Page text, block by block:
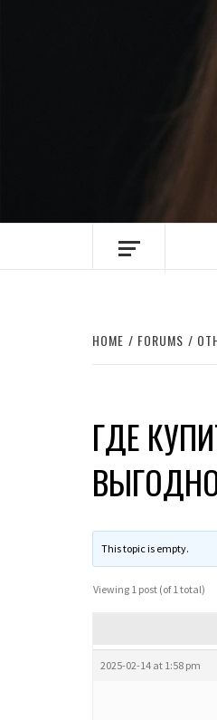
HOME FORUMS
ГДЕ
This topic is empty.
Viewing 1 post (of 1 total)
2025-02-14 at 1:58 pm